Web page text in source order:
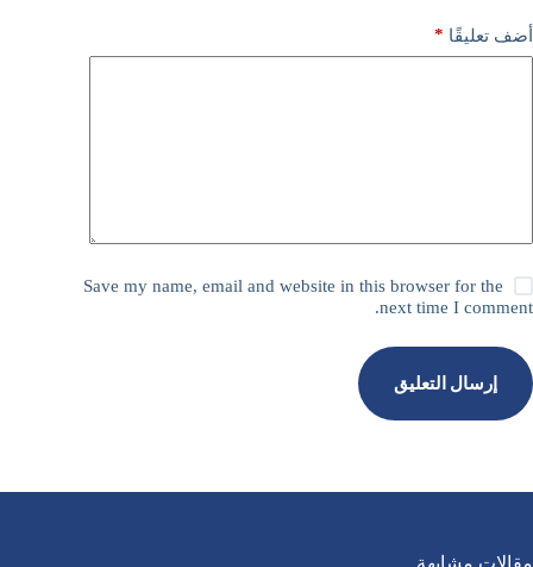
أضف تعليقًا *
Save my name, email and website in this browser for the
next time I comment.
إرسال التعليق
مقالات مشابهة